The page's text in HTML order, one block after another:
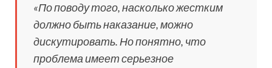
«По поводу того, насколько жестким
должно быть наказание, можно
дискутировать. Но понятно, что
проблема имеет серьезное